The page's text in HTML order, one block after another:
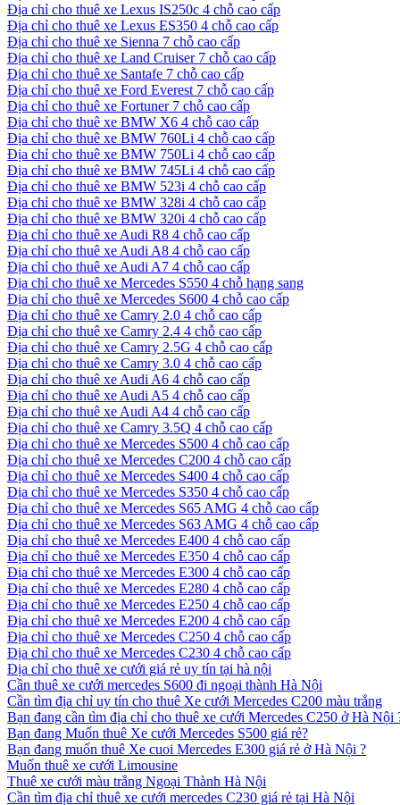
Địa chỉ cho thuê xe Lexus IS250c 4 chỗ cao cấp
Địa chỉ cho thuê xe Lexus ES350 4 chỗ cao cấp
Địa chỉ cho thuê xe Sienna 7 chỗ cao cấp
Địa chỉ cho thuê xe Land Cruiser 7 chỗ cao cấp
Địa chỉ cho thuê xe Santafe 7 chỗ cao cấp
Địa chỉ cho thuê xe Ford Everest 7 chỗ cao cấp
Địa chỉ cho thuê xe Fortuner 7 chỗ cao cấp
Địa chỉ cho thuê xe BMW X6 4 chỗ cao cấp
Địa chỉ cho thuê xe BMW 760Li 4 chỗ cao cấp
Địa chỉ cho thuê xe BMW 750Li 4 chỗ cao cấp
Địa chỉ cho thuê xe BMW 745Li 4 chỗ cao cấp
Địa chỉ cho thuê xe BMW 523i 4 chỗ cao cấp
Địa chỉ cho thuê xe BMW 328i 4 chỗ cao cấp
Địa chỉ cho thuê xe BMW 320i 4 chỗ cao cấp
Địa chỉ cho thuê xe Audi R8 4 chỗ cao cấp
Địa chỉ cho thuê xe Audi A8 4 chỗ cao cấp
Địa chỉ cho thuê xe Audi A7 4 chỗ cao cấp
Địa chỉ cho thuê xe Mercedes S550 4 chỗ hạng sang
Địa chỉ cho thuê xe Mercedes S600 4 chỗ cao cấp
Địa chỉ cho thuê xe Camry 2.0 4 chỗ cao cấp
Địa chỉ cho thuê xe Camry 2.4 4 chỗ cao cấp
Địa chỉ cho thuê xe Camry 2.5G 4 chỗ cao cấp
Địa chỉ cho thuê xe Camry 3.0 4 chỗ cao cấp
Địa chỉ cho thuê xe Audi A6 4 chỗ cao cấp
Địa chỉ cho thuê xe Audi A5 4 chỗ cao cấp
Địa chỉ cho thuê xe Audi A4 4 chỗ cao cấp
Địa chỉ cho thuê xe Camry 3.5Q 4 chỗ cao cấp
Địa chỉ cho thuê xe Mercedes S500 4 chỗ cao cấp
Địa chỉ cho thuê xe Mercedes C200 4 chỗ cao cấp
Địa chỉ cho thuê xe Mercedes S400 4 chỗ cao cấp
Địa chỉ cho thuê xe Mercedes S350 4 chỗ cao cấp
Địa chỉ cho thuê xe Mercedes S65 AMG 4 chỗ cao cấp
Địa chỉ cho thuê xe Mercedes S63 AMG 4 chỗ cao cấp
Địa chỉ cho thuê xe Mercedes E400 4 chỗ cao cấp
Địa chỉ cho thuê xe Mercedes E350 4 chỗ cao cấp
Địa chỉ cho thuê xe Mercedes E300 4 chỗ cao cấp
Địa chỉ cho thuê xe Mercedes E280 4 chỗ cao cấp
Địa chỉ cho thuê xe Mercedes E250 4 chỗ cao cấp
Địa chỉ cho thuê xe Mercedes E200 4 chỗ cao cấp
Địa chỉ cho thuê xe Mercedes C250 4 chỗ cao cấp
Địa chỉ cho thuê xe Mercedes C230 4 chỗ cao cấp
Địa chỉ cho thuê xe cưới giá rẻ uy tín tại hà nội
Cần thuê xe cưới mercedes S600 đi ngoại thành Hà Nội
Cần tìm địa chỉ uy tín cho thuê Xe cưới Mercedes C200 màu trắng
Bạn đang cần tìm địa chỉ cho thuê xe cưới Mercedes C250 ở Hà Nội
Bạn đang Muốn thuê Xe cưới Mercedes S500 giá rẻ?
Bạn đang muốn thuê Xe cuoi Mercedes E300 giá rẻ ở Hà Nội ?
Muốn thuê xe cưới Limousine
Thuê xe cưới màu trắng Ngoại Thành Hà Nội
Cần tìm địa chỉ thuê xe cưới mercedes C230 giá rẻ tại Hà Nội